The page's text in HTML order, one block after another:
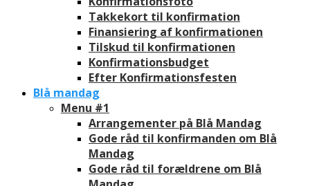
Takkekort til konfirmation
Finansiering af konfirmationen
Tilskud til konfirmationen
Konfirmationsbudget
Efter Konfirmationsfesten
Blå mandag
Menu #1
Arrangementer på Blå Mandag
Gode råd til konfirmanden om Blå
Mandag
Gode råd til forældrene om Blå